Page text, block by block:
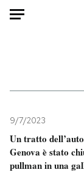
Mondo
Politica
Tecnologia
Internet
9/7/2023
Un tratto
Genova è stato
pullman in una